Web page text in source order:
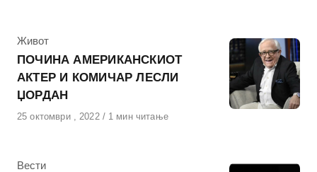
КАтегорија
Живот
ПОЧИНА АМЕРИКАНСКИОТ
АКТЕР И КОМИЧАР ЛЕСЛИ
ЏОРДАН
Објавено
25 октомври , 2022 1 мин читање
КАтегорија
Вести